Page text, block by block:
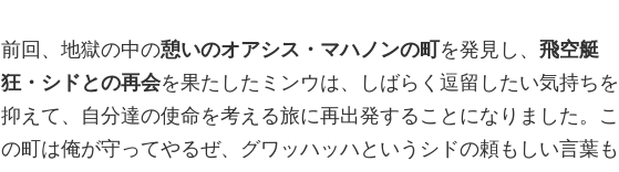
前回、地獄の中の憩いのオアシス・マハノンの町 を発見し、 飛空艇
狂・シドとの再会を果たしたミンウは、しばらく逗留したい気持ちを
抑えて、自分達の使命を考える旅に再出発することになりました。こ
の町は俺が守ってやるぜ、グワッハッハというシドの頼もしい言葉も